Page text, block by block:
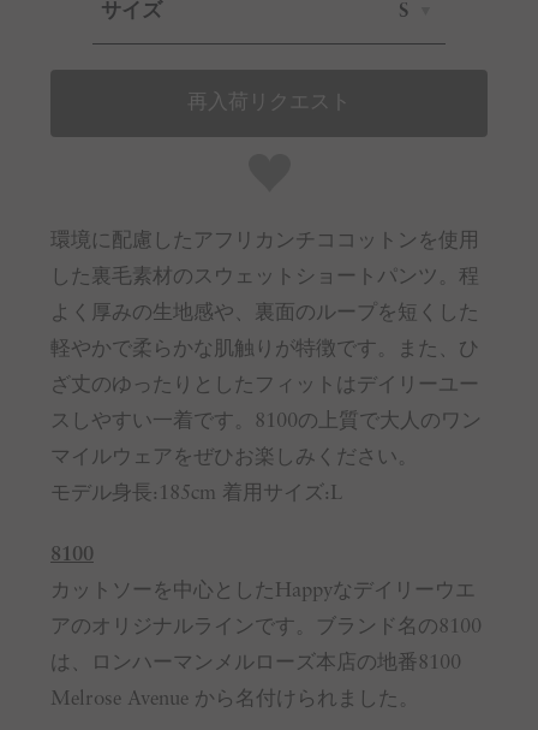
サイズ S
再入荷リクエスト
環境に配慮したアフリカンチココットンを使用
した裏毛素材のスウェットショートパンツ。程
よく厚みの生地感や、裏面のループを短くした
軽やかで柔らかな肌触りが特徴です。また、ひ
ざ丈のゆったりとしたフィットはデイリーユー
スしやすい一着です。8100の上質で大人のワン
マイルウェアをぜひお楽しみください。
モデル身長:185cm 着用サイズ:L
8100
カットソーを中心としたHappyなデイリーウエ
アのオリジナルラインです。ブランド名の8100
は、ロンハーマンメルローズ本店の地番8100
Melrose Avenue から名付けられました。